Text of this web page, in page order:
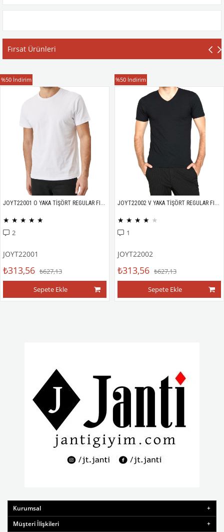
Fırsat Ürünleri
T-Shirt
JOYT22001 O YAKA TİŞÖRT REGULAR FIT %100 PAMUK COMPACK PENYE
★ ★ ★ ★ ★
2
JOYT22001
₺313,56 ₺627,13
Sepete Ekle
%50 İndirim T-Shirt
JOYT22002 V YAKA TİŞÖRT REGULAR FIT %100 PAMUK COMPACK PENYE
★ ★ ★ ★ ★
1
JOYT22002
₺313,56 ₺627,13
Sepete Ekle
%50 İndirim
Kurumsal
Müşteri İlişkileri